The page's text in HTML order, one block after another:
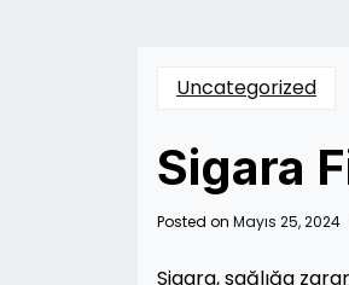
Uncategorized
Sigara
Posted on Mayıs 25, 2024
Sigara, sağlığa